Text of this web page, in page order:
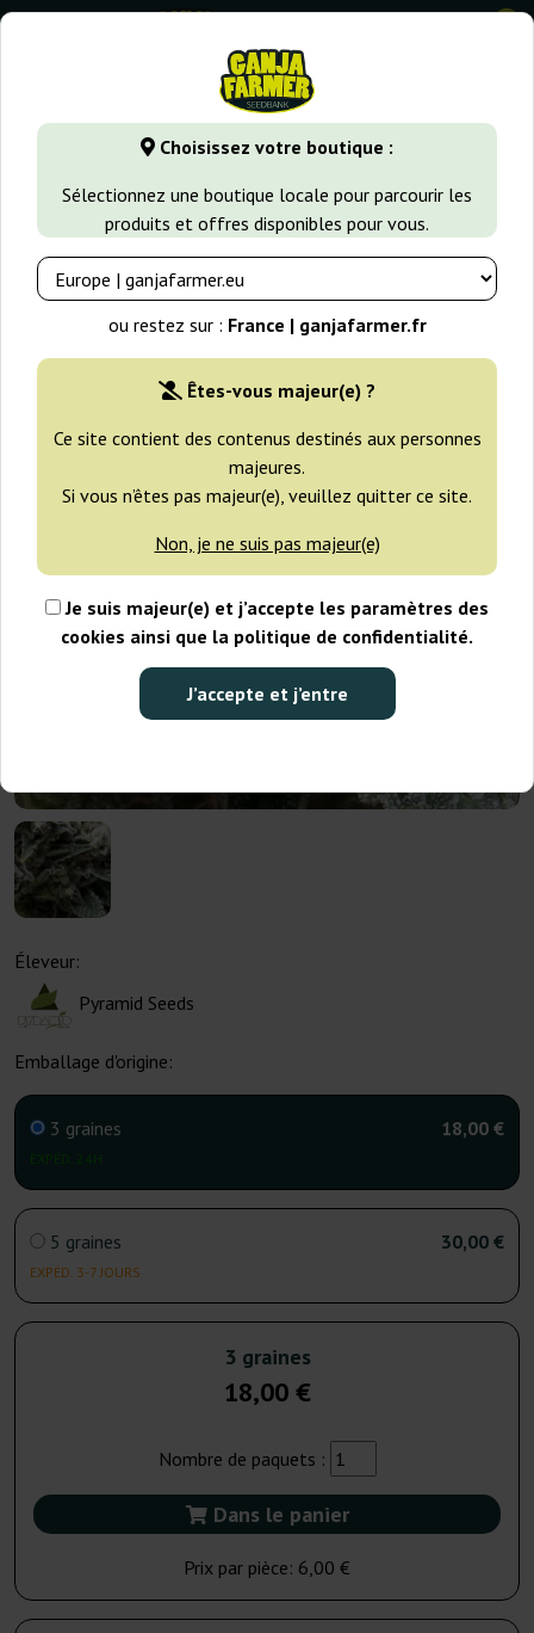
Choisissez votre boutique :
Sélectionnez une boutique locale pour parcourir les
produits et offres disponibles pour vous.
ou restez sur : France | ganjafarmer.fr
Êtes-vous majeur(e) ?
Ce site contient des contenus destinés aux personnes
majeures.
Si vous n’êtes pas majeur(e), veuillez quitter ce site.
Non, je ne suis pas majeur(e)
Je suis majeur(e) et j’accepte les paramètres des
cookies ainsi que la politique de confidentialité.
J’accepte et j’entre
0
GanjaFarmer.fr Auto New York City CBD
Seeds
Éleveur:
Pyramid Seeds
Emballage d'origine:
3 graines 18,00 €
5 graines
EXPÉD. 3-7 JOURS
30,00 €
3 graines
18,00 €
Nombre de paquets :
Dans le panier
Prix par pièce: 6,00 €